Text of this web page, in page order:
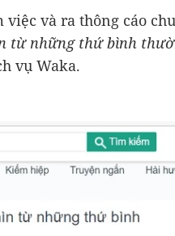
việc và ra thông cáo
từ những thứ bình
vụ Waka.